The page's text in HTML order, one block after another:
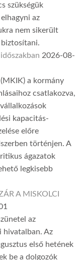
szükségük
az
nem sikerült
biztosítani.
2026-08-
a kormány
csatlakozva,
kapacitás-
előre
történjen. A
ágazatok
legkisebb
A MISKOLCI
az
hivatalban. Az
első hetének
be a dolgozók